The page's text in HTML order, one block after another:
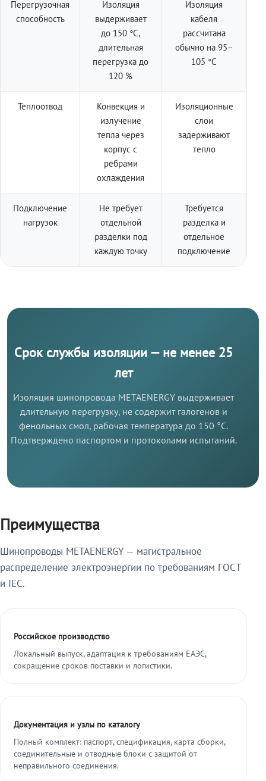
Перегрузочная
способность
Изоляция
выдерживает
до 150 °C,
длительная
перегрузка до
120 %
Изоляция
кабеля
рассчитана
обычно на 95–
105 °C
Теплоотвод
Конвекция и
излучение
тепла через
корпус с
рёбрами
охлаждения
Изоляционные
слои
задерживают
тепло
Подключение
нагрузок
Не требует
отдельной
разделки под
каждую точку
Требуется
разделка и
отдельное
подключение
Срок службы изоляции — не менее 25
лет
Изоляция шинопровода METAENERGY выдерживает
длительную перегрузку, не содержит галогенов и
фенольных смол, рабочая температура до 150 °C.
Подтверждено паспортом и протоколами испытаний.
Преимущества
Шинопроводы METAENERGY — магистральное
распределение электроэнергии по требованиям ГОСТ
и IEC.
Российское производство
Локальный выпуск, адаптация к требованиям ЕАЭС,
сокращение сроков поставки и логистики.
Документация и узлы по каталогу
Полный комплект: паспорт, спецификация, карта сборки,
соединительные и отводные блоки с защитой от
неправильного соединения.